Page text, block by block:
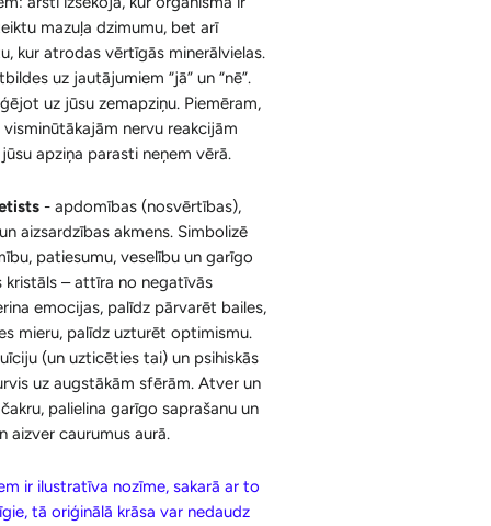
Konusi ar krītošu dūmu efektu un
Aksesuāri
Aromātiskās Briketes un Aksesuāri
Sveķi un Aksesuāri
Majmor
Korķa Bloki
Spilventiņi Acīm
Ķermenim
Sejai
mazuļa dzimumu, bet arī
kur atrodas vērtīgās minerālvielas.
uz jautājumiem “jā” un “nē”.
uz jūsu zemapziņu. Piemēram,
nervu reakcijām
apziņa parasti neņem vērā.
- apdomības (nosvērtības),
aizsardzības akmens. Simbolizē
patiesumu, veselību un garīgo
– attīra no negatīvās
emocijas, palīdz pārvarēt bailes,
mieru, palīdz uzturēt optimismu.
(un uzticēties tai) un psihiskās
uz augstākām sfērām. Atver un
palielina garīgo saprašanu un
aizver caurumus aurā.
ir ilustratīva nozīme, sakarā ar to
tā oriģinālā krāsa var nedaudz